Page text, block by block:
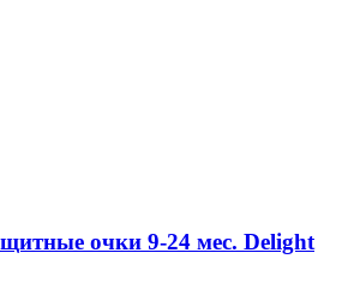
очки 9-24 мес. Delight